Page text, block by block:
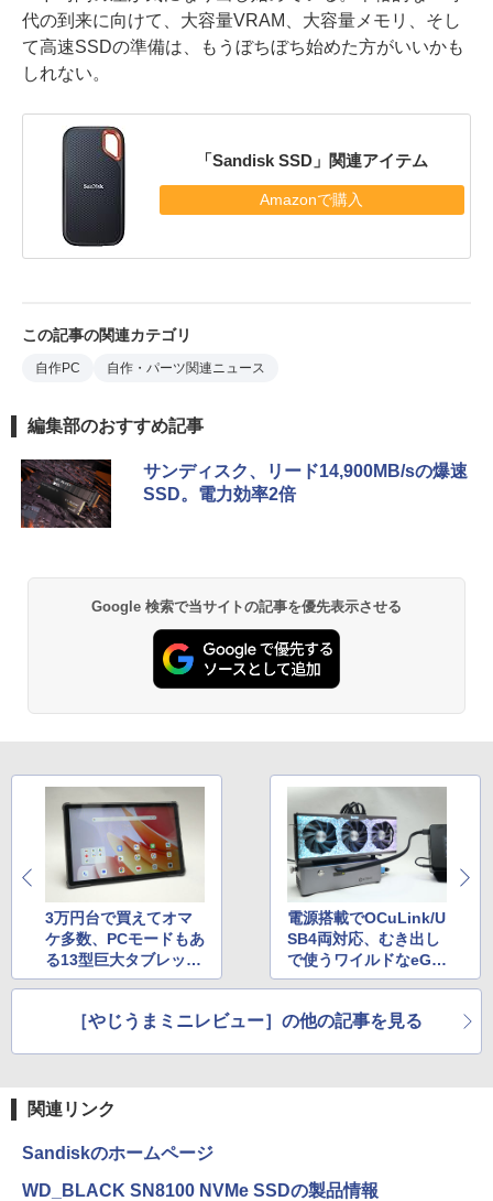
代の到来に向けて、大容量VRAM、大容量メモリ、そし
て高速SSDの準備は、もうぼちぼち始めた方がいいかも
しれない。
「Sandisk SSD」関連アイテム
Amazonで購入
この記事の関連カテゴリ
自作PC 自作・パーツ関連ニュース
編集部のおすすめ記事
サンディスク、リード14,900MB/sの爆速
SSD。電力効率2倍
Google 検索で当サイトの記事を優先表示させる
3万円台で買えてオマ
ケ多数、PCモードもあ
る13型巨大タブレット
「Blackview MEGA
電源搭載でOCuLink/U
SB4両対応、むき出し
で使うワイルドなeGP
Uドック「GTBOX G-
［やじうまミニレビュー］の他の記事を見る
関連リンク
Sandiskのホームページ
WD_BLACK SN8100 NVMe SSDの製品情報